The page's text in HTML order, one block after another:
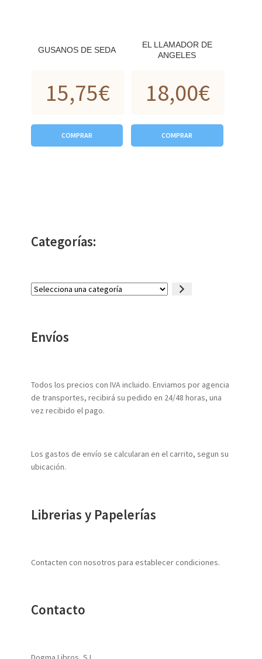
GUSANOS DE SEDA
15,75€
COMPRAR
EL LLAMADOR DE
ANGELES
18,00€
COMPRAR
Categorías:
Selecciona
Envíos
Todos los precios con IVA incluido. Enviamos por agencia
de transportes, recibirá su pedido en 24/48 horas, una
vez recibido el pago.
Los gastos de envío se calcularan en el carrito, segun su
ubicación.
Librerias y Papelerías
Contacten con nosotros para establecer condiciones.
Contacto